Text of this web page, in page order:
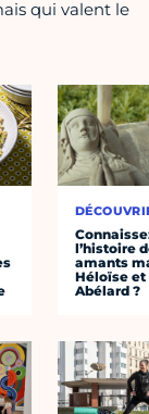
qui valent le
l’histoire
amants
Héloïse et
Abélard ?